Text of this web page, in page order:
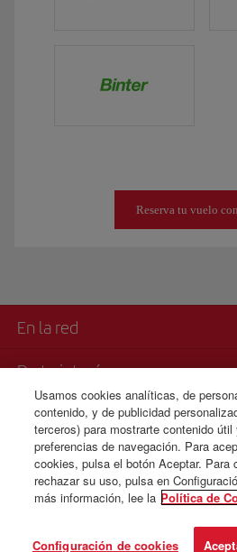
Reserva tu vuelo
En la red
De tu interés
Iberia es más
Transparencia
Usamos cookies analíticas, de
contenido, y de publicidad
terceros) para mostrarte contenido
preferencias de navegación. Para
cookies, pulsa el botón Aceptar. Para
rechazar su uso, pulsa en
más información, lee la Política de
Configuración de cookies